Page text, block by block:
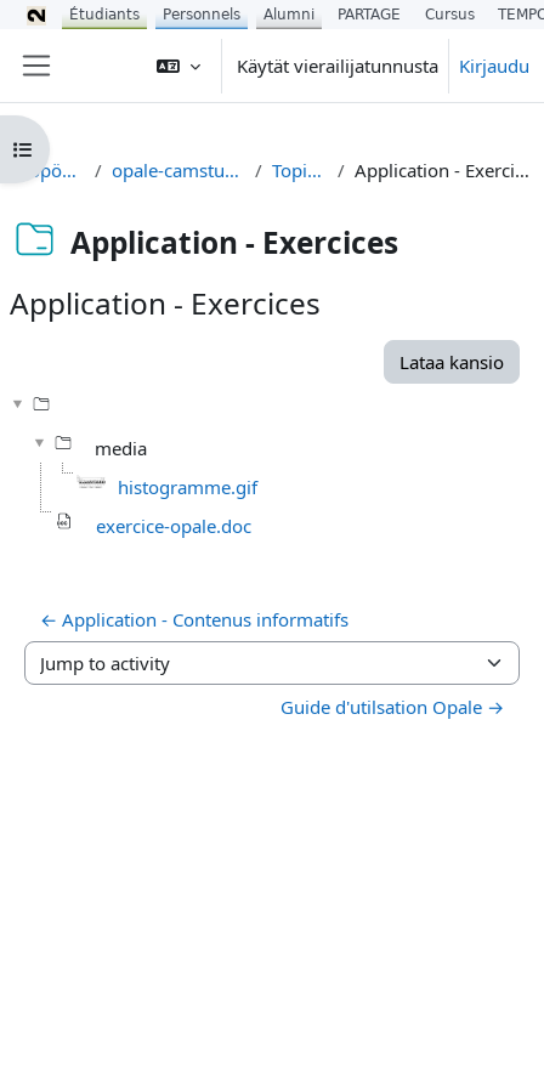
Käytät vierailijatunnusta Kirjaudu
Avaa kurssisisältö
Työpöytä
opale-camstudio Topic 1 Application - Exercices
Application - Exercices
Application - Exercices
Lataa kansio
media
histogramme.gif
exercice-opale.doc
← Application - Contenus informatifs
Jump to activity
Guide d'utilsation Opale →
Étudiants Personnels Alumni PARTAGE Cursus